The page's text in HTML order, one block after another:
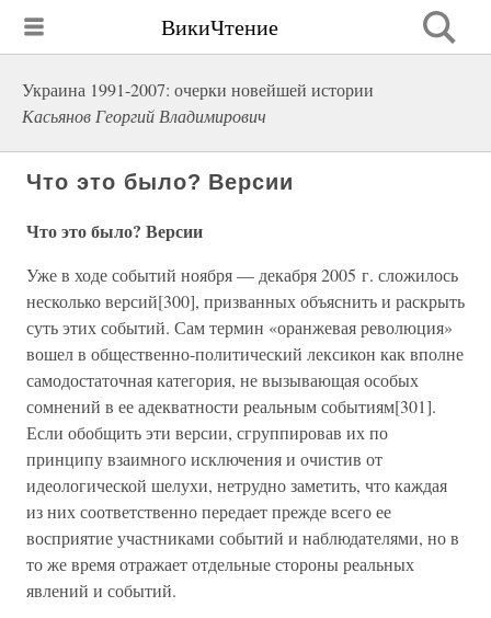
ВикиЧтение
Украина 1991-2007: очерки новейшей истории
Касьянов Георгий Владимирович
Что это было? Версии
Что это было? Версии
Уже в ходе событий ноября — декабря 2005 г. сложилось
несколько версий[300], призванных объяснить и раскрыть
суть этих событий. Сам термин «оранжевая революция»
вошел в общественно-политический лексикон как вполне
самодостаточная категория, не вызывающая особых
сомнений в ее адекватности реальным событиям[301].
Если обобщить эти версии, сгруппировав их по
принципу взаимного исключения и очистив от
идеологической шелухи, нетрудно заметить, что каждая
из них соответственно передает прежде всего ее
восприятие участниками событий и наблюдателями, но в
то же время отражает отдельные стороны реальных
явлений и событий.